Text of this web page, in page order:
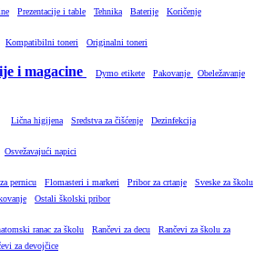
Prezentacije i table Tehnika Baterije Koričenje
Kompatibilni toneri Originalni toneri
i magacine Dymo etikete Pakovanje
Obeležavanje
Lična higijena Sredstva za čišćenje Dezinfekcija
Osvežavajući napici
pernicu Flomasteri i markeri Pribor za crtanje
Sveske za školu
Ostali školski pribor
ranac za školu Rančevi za decu
Rančevi za školu za
za devojčice